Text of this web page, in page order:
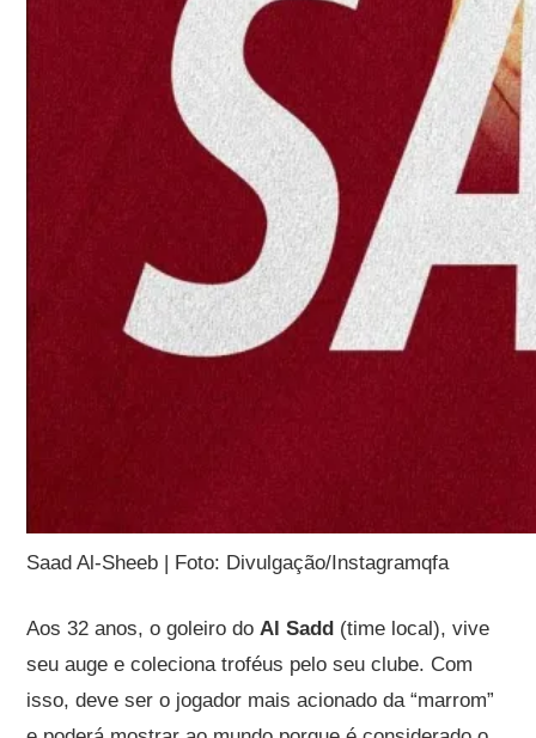
Saad Al-Sheeb | Foto: Divulgação/Instagramqfa
Aos 32 anos, o goleiro doAl Sadd (time local), vive
seu auge e coleciona troféus pelo seu clube. Com
isso, deve ser o jogador mais acionado da “marrom”